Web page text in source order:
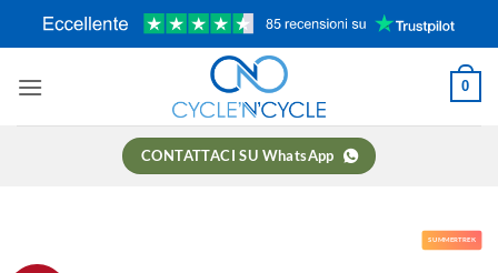
0
CONTATTACI SU WhatsApp
SUMMERTREK